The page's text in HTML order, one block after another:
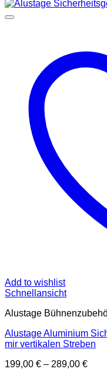
Add to wishlist
Schnellansicht
Alustage
Alustage Aluminium
mir vertikalen Streben
199,00 € – 289,00 €